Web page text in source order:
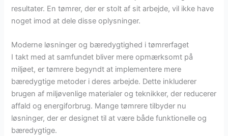
resultater. En tømrer, der er stolt af sit arbejde, vil ikke have
noget imod at dele disse oplysninger.
Moderne løsninger og bæredygtighed i tømrerfaget
I takt med at samfundet bliver mere opmærksomt på
miljøet, er tømrere begyndt at implementere mere
bæredygtige metoder i deres arbejde. Dette inkluderer
brugen af miljøvenlige materialer og teknikker, der reducerer
affald og energiforbrug. Mange tømrere tilbyder nu
løsninger, der er designet til at være både funktionelle og
bæredygtige.